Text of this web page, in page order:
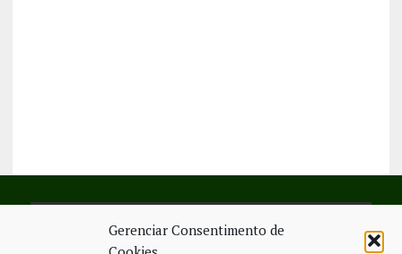
Gerenciar Consentimento de
SIGA-NOS NO FACEBOOK